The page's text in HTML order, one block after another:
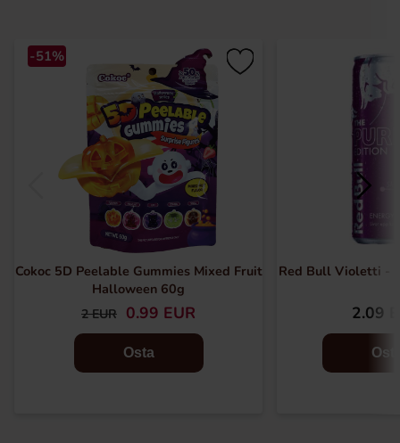
-51%
Cokoc 5D Peelable Gummies Mixed Fruit
Halloween 60g
2 EUR 0.99 EUR
Osta
Red Bull Violetti -
2.09